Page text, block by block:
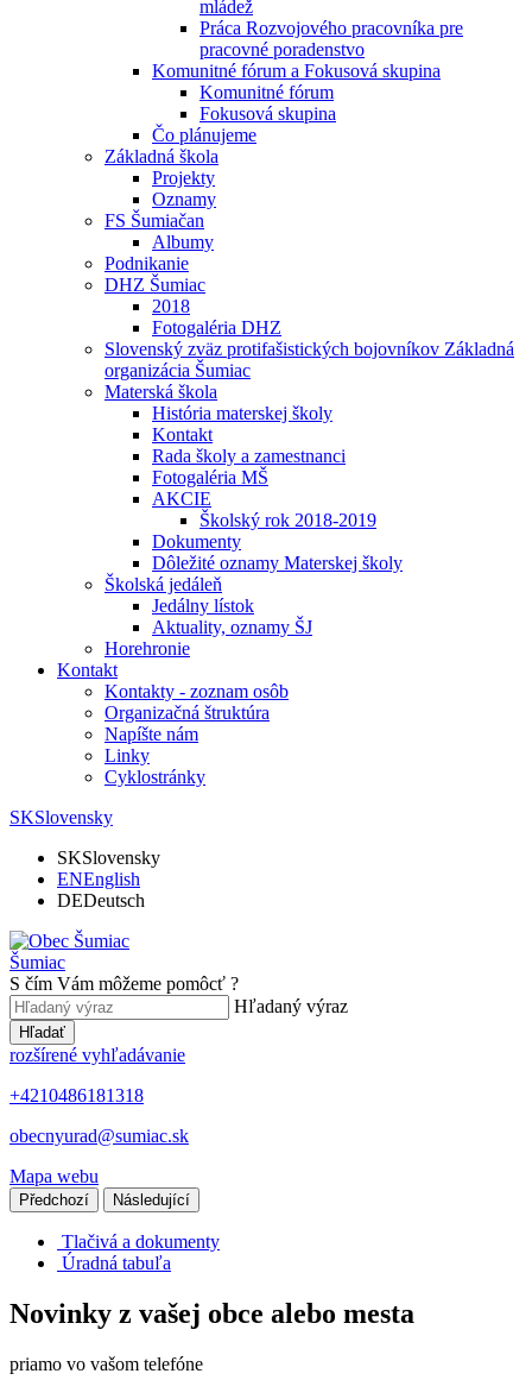
mládež
Práca Rozvojového pracovníka pre
pracovné poradenstvo
Komunitné fórum a Fokusová skupina
Komunitné fórum
Fokusová skupina
Čo plánujeme
Základná škola
Projekty
Oznamy
FS Šumiačan
Albumy
Podnikanie
DHZ Šumiac
2018
Fotogaléria DHZ
Slovenský zväz protifašistických bojovníkov Základná
organizácia Šumiac
Materská škola
História materskej školy
Kontakt
Rada školy a zamestnanci
Fotogaléria MŠ
AKCIE
Školský rok 2018-2019
Dokumenty
Dôležité oznamy Materskej školy
Školská jedáleň
Jedálny lístok
Aktuality, oznamy ŠJ
Horehronie
Kontakt
Kontakty - zoznam osôb
Organizačná štruktúra
Napíšte nám
Linky
Cyklostránky
SKSlovensky
SKSlovensky
ENEnglish
DEDeutsch
Šumiac
S čím Vám môžeme pomôcť ?
Hľadaný výraz
Hľadať
rozšírené vyhľadávanie
+4210486181318
obecnyurad@sumiac.sk
Mapa webu
Předchozí Následující
Tlačivá a dokumenty
Úradná tabuľa
Novinky z vašej obce alebo mesta
priamo vo vašom telefóne